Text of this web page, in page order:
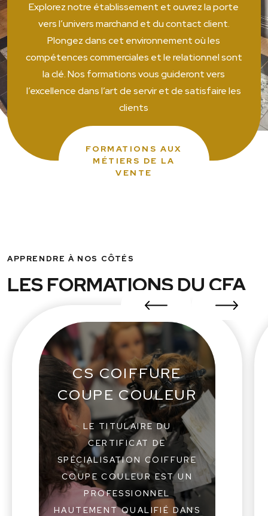
Explorez notre établissement et ouvrez la porte
vers l’univers marchand et du contact client.
Plongez dans cet environnement où les
compétences commerciales et le relationnel sont
la clé. Nos formations vous guideront vers
l’excellence dans l’art de servir et de satisfaire les
clients
FORMATIONS AUX
MÉTIERS DE LA
VENTE
APPRENDRE À NOS CÔTÉS
LES FORMATIONS DU CFA
CS COIFFURE
COUPE COULEUR
LE TITULAIRE DU
CERTIFICAT DE
SPÉCIALISATION COIFFURE
COUPE COULEUR EST UN
PROFESSIONNEL
HAUTEMENT QUALIFIÉ DANS